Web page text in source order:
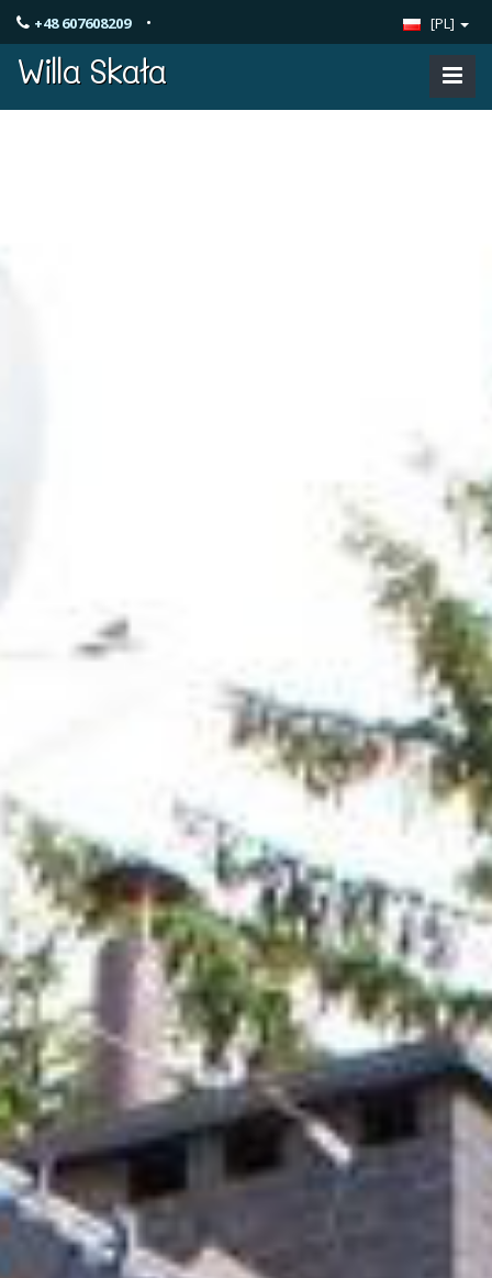
+48 607608209 • [PL]
Willa Skała